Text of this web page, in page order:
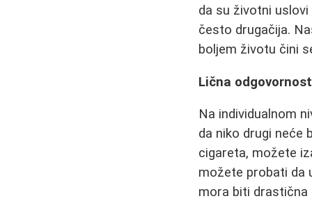
da su životni
često drugačija.
boljem životu čini
Lična
Na individualnom
da niko drugi neće
cigareta, možete
možete probati da
mora biti drastična